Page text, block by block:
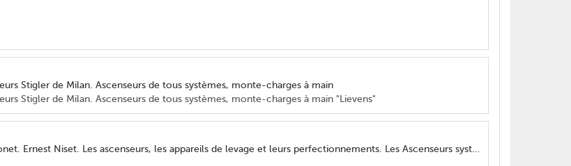
Stigler de Milan. Ascenseurs de tous systèmes, monte-charges à main
Stigler de Milan. Ascenseurs de tous systèmes, monte-charges à main "Lievens"